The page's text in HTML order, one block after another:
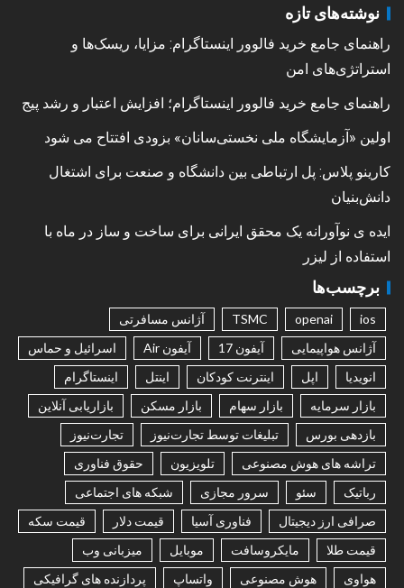
نوشته‌های تازه
راهنمای جامع خرید فالوور اینستاگرام: مزایا، ریسک‌ها و
استراتژی‌های امن
راهنمای جامع خرید فالوور اینستاگرام؛ افزایش اعتبار و رشد پیج
اولین «آزمایشگاه ملی نخستی‌سانان» بزودی افتتاح می شود
کارینو پلاس: پل ارتباطی بین دانشگاه و صنعت برای اشتغال
دانش‌بنیان
ایده ی نوآورانه یک محقق ایرانی برای ساخت و ساز در ماه با
استفاده از لیزر
برچسب‌ها
ios
openai
TSMC
آژانس مسافرتی
آژانس هواپیمایی
آیفون 17 آیفون Air
اسرائیل و حماس
انویدیا
اپل اینترنت کودکان اینتل
اینستاگرام
بازار سرمایه
بازار سهام بازار مسکن
بازاریابی آنلاین
بازدهی بورس
تبلیغات توسط تجارت‌نیوز
تجارت‌نیوز
تراشه های هوش مصنوعی
تلویزیون
حقوق فناوری
رباتیک
سئو سرور مجازی
شبکه های اجتماعی
صرافی ارز دیجیتال
فناوری آسیا قیمت دلار
قیمت سکه
قیمت طلا
مایکروسافت موبایل
میزبانی وب
هواوی
هوش مصنوعی واتساپ
پردازنده های گرافیکی